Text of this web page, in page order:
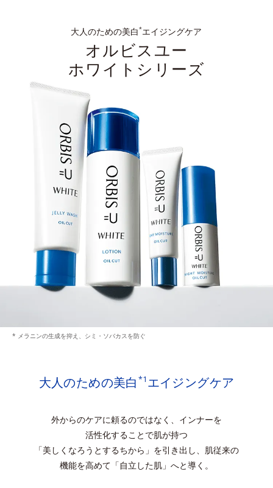
大人のための美白*エイジングケア
オルビスユー
ホワイトシリーズ
* メラニンの生成を抑え、シミ・ソバカスを防ぐ
大人のための美白 *1 エイジングケア
外からのケアに頼るのではなく、インナーを
活性化することで肌が持つ
「美しくなろうとするちから」を引き出し、肌従来の
機能を高めて「自立した肌」へと導く。